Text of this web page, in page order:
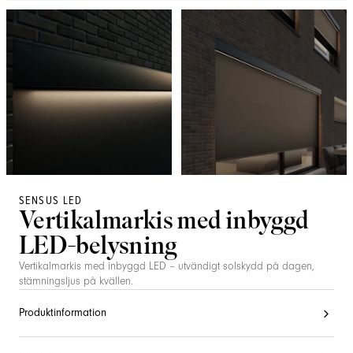
SENSUS LED
Vertikalmarkis med inbyggd
LED-belysning
Vertikalmarkis med inbyggd LED – utvändigt solskydd på dagen,
stämningsljus på kvällen.
Produktinformation